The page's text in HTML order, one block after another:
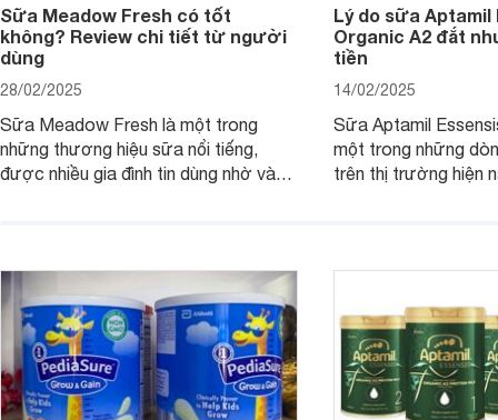
Sữa Meadow Fresh có tốt
không? Review chi tiết từ người
dùng
28/02/2025
Sữa Meadow Fresh là một trong
những thương hiệu sữa nổi tiếng,
được nhiều gia đình tin dùng nhờ vào
dưỡng có gì đặc biệt? Giá sữa
Meadow Fresh trên thị trường hiện
nay ra sao? Hãy cùng tìm hiểu ngay.
Lý do sữa Aptamil
Organic A2 đắt
tiền
14/02/2025
Sữa Aptamil
một trong những
trên thị trường hiện
hơn so với các
4 yếu tố sau.